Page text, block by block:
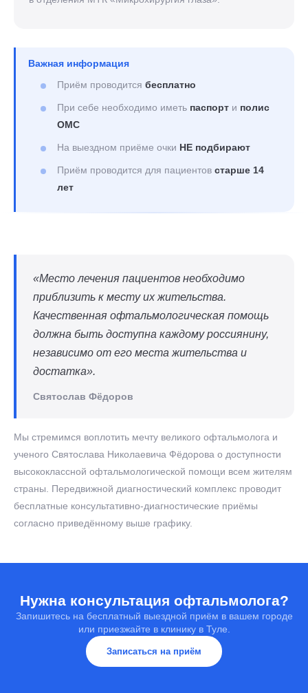
Важная информация
Приём проводится бесплатно
При себе необходимо иметь паспорт и полис
ОМС
На выездном приёме очки НЕ подбирают
Приём проводится для пациентов старше 14
лет
«Место лечения пациентов необходимо
приблизить к месту их жительства.
Качественная офтальмологическая помощь
должна быть доступна каждому россиянину,
независимо от его места жительства и
достатка».
Святослав Фёдоров
Мы стремимся воплотить мечту великого офтальмолога и
ученого Святослава Николаевича Фёдорова о доступности
высококлассной офтальмологической помощи всем жителям
страны. Передвижной диагностический комплекс проводит
бесплатные консультативно-диагностические приёмы
согласно приведённому выше графику.
Нужна консультация офтальмолога?
Запишитесь на бесплатный выездной приём в вашем городе
или приезжайте в клинику в Туле.
Записаться на приём